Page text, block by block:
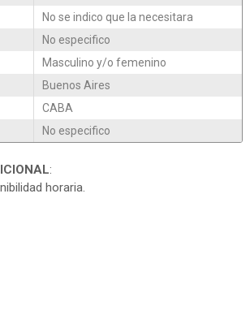
No se indico que la necesitara
No especifico
Masculino y/o femenino
Buenos Aires
CABA
No especifico
:
horaria.